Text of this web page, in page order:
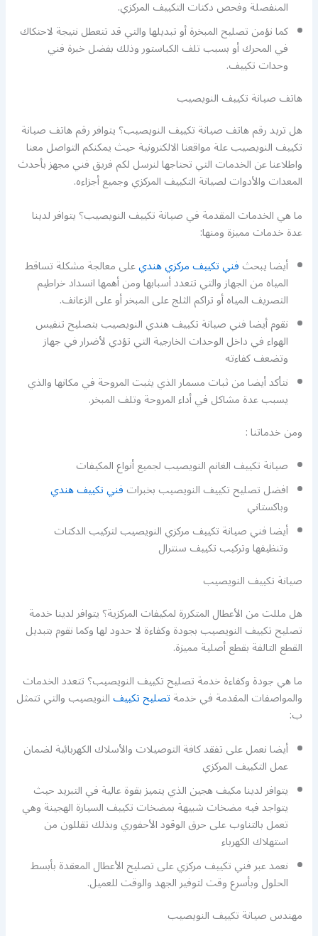
المنفصلة وفحص دكتات التكييف المركزي.
كما نؤمن تصليح المبخرة أو تبديلها والتي قد تتعطل نتيجة لاحتكاك
في المحرك أو بسبب تلف الكباستور وذلك بفضل خبرة فني
وحدات تكييف.
هاتف صيانة تكييف النويصيب
هل تريد رقم هاتف صيانة تكييف النويصيب؟ يتوافر رقم هاتف صيانة
تكييف النويصيب علة مواقعنا الالكترونية حيث يمكنكم التواصل معنا
واطلاعنا عن الخدمات التي تحتاجها لنرسل لكم فريق فني مجهز بأحدث
المعدات والأدوات لصيانة التكييف المركزي وجميع أجزاءه.
ما هي الخدمات المقدمة في صيانة تكييف النويصيب؟ يتوافر لدينا
عدة خدمات مميزة ومنها:
أيضا يبحثفني تكييف مركزي هنديعلى معالجة مشكلة تساقط
المياه من الجهاز والتي تتعدد أسبابها ومن أهمها انسداد خراطيم
التصريف المياه أو تراكم الثلج على المبخر أو على الزعانف.
نقوم أيضا فني صيانة تكييف هندي النويصيب بتصليح تنفيس
الهواء في داخل الوحدات الخارجية التي تؤدي لأضرار في جهاز
وتضعف كفاءته
نتأكد أيضا من ثبات مسمار الذي يثبت المروحة في مكانها والذي
يسبب عدة مشاكل في أداء المروحة وتلف المبخر.
ومن خدماتنا :
صيانة تكييف الغانم النويصيب لجميع أنواع المكيفات
افضل تصليح تكييف النويصيب بخبراتفني تكييف هندي
وباكستاني
أيضا فني صيانة تكييف مركزي النويصيب لتركيب الدكتات
وتنظيفها وتركيب تكييف سنترال
صيانة تكييف النويصيب
هل مللت من الأعطال المتكررة لمكيفات المركزية؟ يتوافر لدينا خدمة
تصليح تكييف النويصيب بجودة وكفاءة لا حدود لها وكما نقوم بتبديل
القطع التالفة بقطع أصلية مميزة.
ما هي جودة وكفاءة خدمة تصليح تكييف النويصيب؟ تتعدد الخدمات
والمواصفات المقدمة في خدمةتصليح تكييفالنويصيب والتي تتمثل
ب:
أيضا نعمل على تفقد كافة التوصيلات والأسلاك الكهربائية لضمان
عمل التكييف المركزي
يتوافر لدينا مكيف هجين الذي يتميز بقوة عالية في التبريد حيث
يتواجد فيه مضخات شبيهة بمضخات تكييف السيارة الهجينة وهي
تعمل بالتناوب على حرق الوقود الأحفوري وبذلك تقللون من
استهلاك الكهرباء
نعمد عبر فني تكييف مركزي على تصليح الأعطال المعقدة بأبسط
الحلول وبأسرع وقت لتوفير الجهد والوقت للعميل.
مهندس صيانة تكييف النويصيب